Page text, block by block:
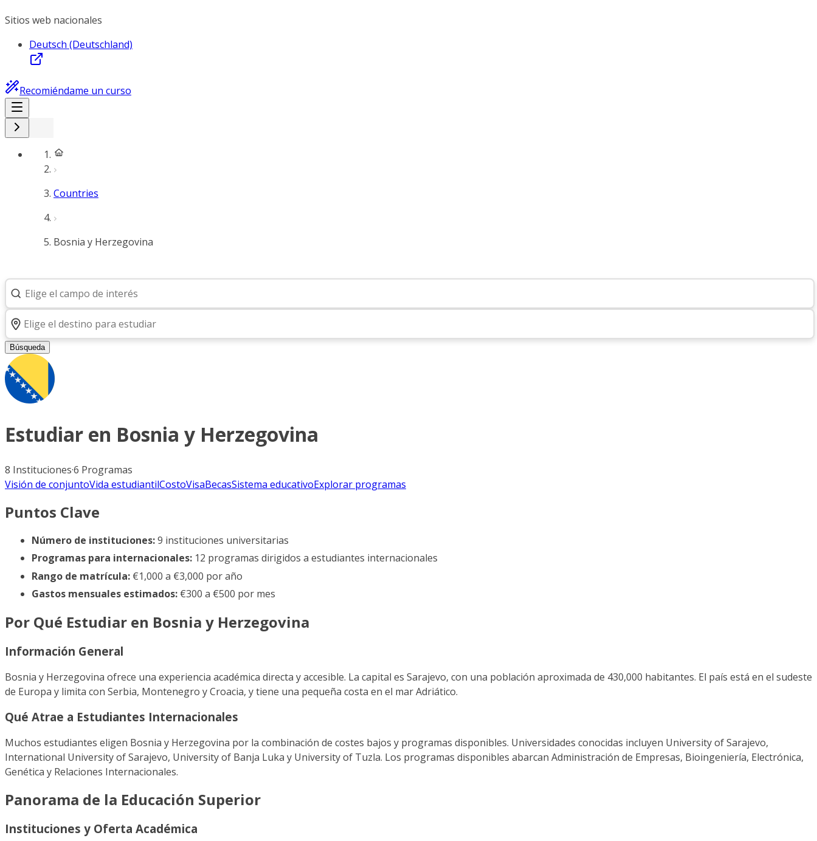
Sitios web nacionales
Deutsch (Deutschland)
Recomiéndame un curso
Countries
Bosnia y Herzegovina
Búsqueda
Estudiar en Bosnia y Herzegovina
8 Instituciones·6 Programas
Visión de conjuntoVida estudiantilCostoVisaBecasSistema educativoExplorar programas
Puntos Clave
Número de instituciones:9 instituciones universitarias
Programas para internacionales: 12 programas dirigidos a estudiantes internacionales
Rango de matrícula: €1,000 a €3,000 por año
Gastos mensuales estimados: €300 a €500 por mes
Por Qué Estudiar en Bosnia y Herzegovina
Información General
Bosnia y Herzegovina ofrece una experiencia académica directa y accesible. La capital es Sarajevo, con una población aproximada de 430,000 habitantes. El país está en el sudeste
de Europa y limita con Serbia, Montenegro y Croacia, y tiene una pequeña costa en el mar Adriático.
Qué Atrae a Estudiantes Internacionales
Muchos estudiantes eligen Bosnia y Herzegovina por la combinación de costes bajos y programas disponibles. Universidades conocidas incluyen University of Sarajevo,
International University of Sarajevo, University of Banja Luka y University of Tuzla. Los programas disponibles abarcan Administración de Empresas, Bioingeniería, Electrónica,
Genética y Relaciones Internacionales.
Panorama de la Educación Superior
Instituciones y Oferta Académica